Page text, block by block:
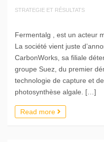
STRATEGIE ET RÉSULTATS
Fermentalg , est un acteur
La société vient juste
CarbonWorks, sa filiale
groupe Suez, du premier
technologie de capture et
photosynthèse algale. […]
Read more